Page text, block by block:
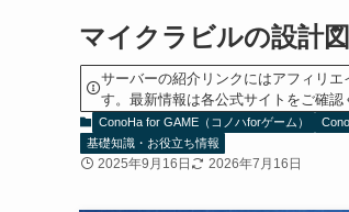
マイクラビルの設計
サーバーの紹介リンクにはアフィリ
す。最新情報は各公式サイトをご確認
ConoHa for GAME（コノハforゲーム）
基礎知識・お役立ち情報
2025年9月16日 2026年7月16日